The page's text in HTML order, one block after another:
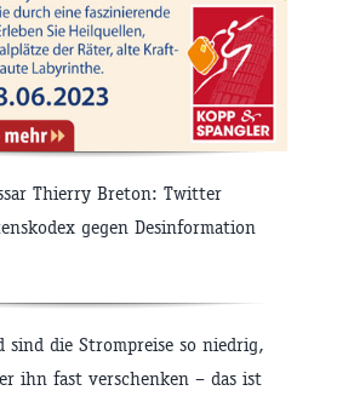
Thierry Breton: Twitter
gegen Desinformation
sind die Strompreise so niedrig,
ihn fast verschenken – das ist